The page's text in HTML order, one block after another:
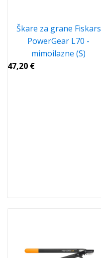
Škare za grane Fiskars
PowerGear L70 -
mimoilazne (S)
47,20 €